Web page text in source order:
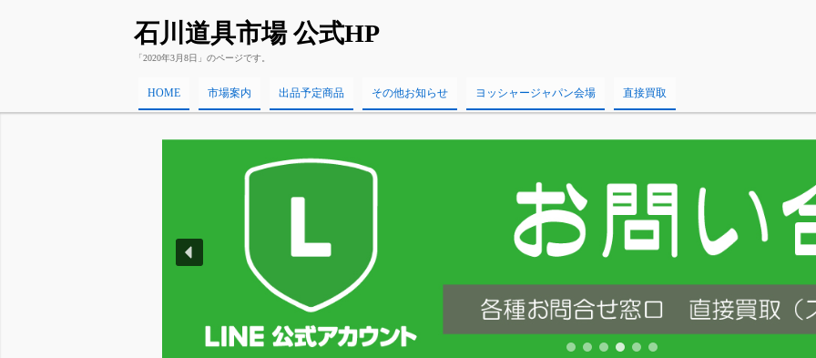
石川道具市場 公式HP
「2020年3月8日」のページです。
HOME 市場案内 出品予定商品 その他お知らせ ヨッシャージャパン会場 直接買取